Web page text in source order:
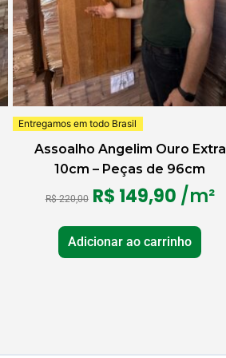
Entregamos em todo Brasil
Assoalho Angelim Ouro Extra
10cm – Peças de 96cm
R$220,00 R$ 149,90 /m²
Adicionar ao carrinho